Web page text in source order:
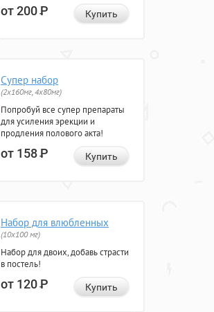
от 200Р Купить
Супер набор
(2х160мг, 4х80мг)
Попробуй все супер препараты
для усиления эрекции и
продления полового акта!
от 158Р Купить
Набор для влюбленных
(10х100 мг)
Набор для двоих, добавь страсти
в постель!
от 120Р Купить